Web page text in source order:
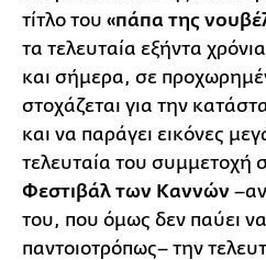
τίτλο του «πάπα της
τα τελευταία εξήντα
και σήμερα, σε
στοχάζεται για την
και να παράγει εικόνες
τελευταία του συμμετοχή
Φεστιβάλ των Καννών
του, που όμως δεν παύει
παντοιοτρόπως– την